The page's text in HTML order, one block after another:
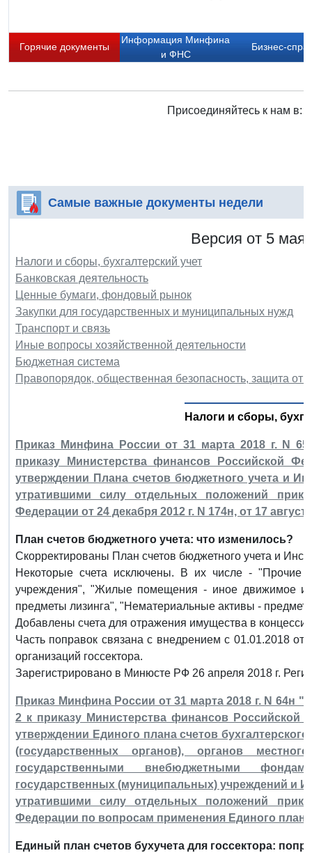
Горячие документы
Информация Минфина
и ФНС
Бизнес-
Присоединяйтесь к нам в:
Самые важные документы недели
Версия от 5 мая
Налоги и сборы, бухгалтерский учет
Банковская деятельность
Ценные бумаги, фондовый рынок
Закупки для государственных и муниципальных нужд
Транспорт и связь
Иные вопросы хозяйственной деятельности
Бюджетная система
Правопорядок, общественная безопасность, защита от
Налоги и сборы,
Приказ Минфина России от 31 марта 2018 г. N
приказу Министерства финансов Российской
утверждении Плана счетов бюджетного учета и
утратившими силу отдельных положений
Федерации от 24 декабря 2012 г. N 174н, от 17
План счетов бюджетного учета: что изменилось?
Скорректированы План счетов бюджетного учета и
Некоторые счета исключены. В их числе - "Прочие
учреждения", "Жилые помещения - иное движимое
предметы лизинга", "Нематериальные активы -
Добавлены счета для отражения имущества в
Часть поправок связана с внедрением с 01.01.2018
организаций госсектора.
Зарегистрировано в Минюсте РФ 26 апреля 2018 г.
Приказ Минфина России от 31 марта 2018 г. N 64н
2 к приказу Министерства финансов Российской
утверждении Единого плана счетов
(государственных органов), органов
государственными внебюджетными
государственных (муниципальных) учреждений и
утратившими силу отдельных положений
Федерации по вопросам применения Единого плана
Единый план счетов бухучета для госсектора: